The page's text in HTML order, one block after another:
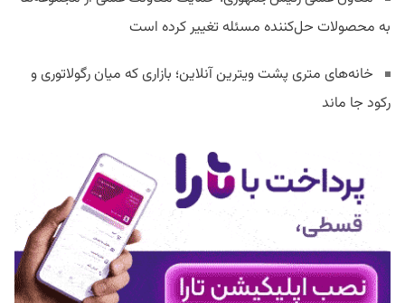
به محصولات حل‌کننده مسئله تغییر کرده است
خانه‌های متری پشت ویترین آنلاین؛ بازاری که میان رگولاتوری و
رکود جا ماند